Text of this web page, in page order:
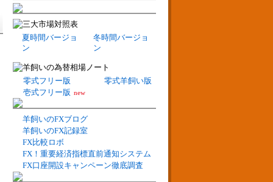
夏時間バージョ
ン
冬時間バージョ
ン
零式フリー版
零式羊飼い版
壱式フリー版 new
羊飼いのFXブログ
羊飼いのFX記録室
FX比較ロボ
FX！重要経済指標直前通知システム
FX口座開設キャンペーン徹底調査